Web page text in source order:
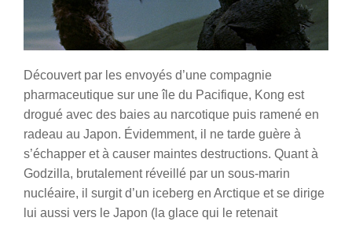
Découvert par les envoyés d’une compagnie
pharmaceutique sur une île du Pacifique, Kong est
drogué avec des baies au narcotique puis ramené en
radeau au Japon. Évidemment, il ne tarde guère à
s’échapper et à causer maintes destructions. Quant à
Godzilla, brutalement réveillé par un sous-marin
nucléaire, il surgit d’un iceberg en Arctique et se dirige
lui aussi vers le Japon (la glace qui le retenait